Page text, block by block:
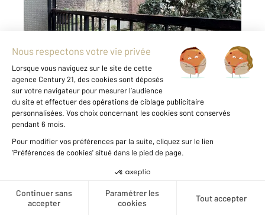
Créer une alerte
Appartement F1 à vendre
251 000 €
Idéalement situé sur la rue du Poteau dans une
résidence moderne très bien tenue et
sécurisée venez découvrir ce havre de paix.
Jouissant d'un balcon sur Jardin il se compose
de la manière suivante : une entrée avec
rangement, une ...
Voir le détail du bien